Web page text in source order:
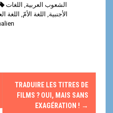
الشعوب العربية, اللغات
الأجنبية, اللغة الأمّ, اللغة
TRADUIRE LES TITRES DE
FILMS ? OUI, MAIS SANS
EXAGÉRATION ! →